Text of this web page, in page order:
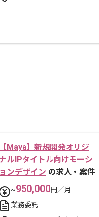
【Maya】新規開発オリジ
ナルIPタイトル向けモーシ
ョンデザイン の求人・案件
~950,000円／月
業務委託